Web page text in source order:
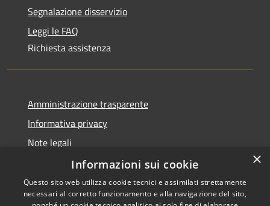
Segnalazione disservizio
Leggi le FAQ
Richiesta assistenza
Amministrazione trasparente
Informativa privacy
Note legali
Dichiarazione di accessibilità
×
Informazioni sui cookie
Questo sito web utilizza cookie tecnici e assimilati strettamente
necessari al corretto funzionamento e alla navigazione del sito,